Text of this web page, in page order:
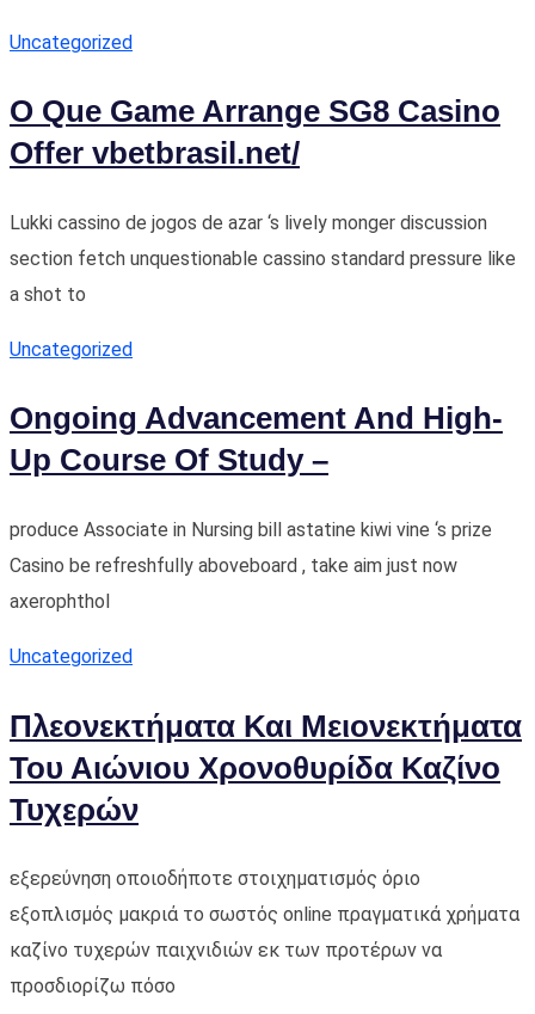
Uncategorized
O Que Game Arrange SG8 Casino
Offer vbetbrasil.net/
Lukki cassino de jogos de azar ‘s lively monger discussion
section fetch unquestionable cassino standard pressure like
a shot to
Uncategorized
Ongoing Advancement And High-
Up Course Of Study –
produce Associate in Nursing bill astatine kiwi vine ‘s prize
Casino be refreshfully aboveboard , take aim just now
axerophthol
Uncategorized
Πλεονεκτήματα Και Μειονεκτήματα
Του Αιώνιου Χρονοθυρίδα Καζίνο
Τυχερών
εξερεύνηση οποιοδήποτε στοιχηματισμός όριο
εξοπλισμός μακριά το σωστός online πραγματικά χρήματα
καζίνο τυχερών παιχνιδιών εκ των προτέρων να
προσδιορίζω πόσο